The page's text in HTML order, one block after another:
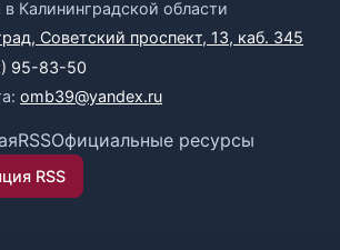
Калининградской области
Советский проспект, 13, каб. 345
95-83-50
omb39@yandex.ru
RSSОфициальные ресурсы
RSS